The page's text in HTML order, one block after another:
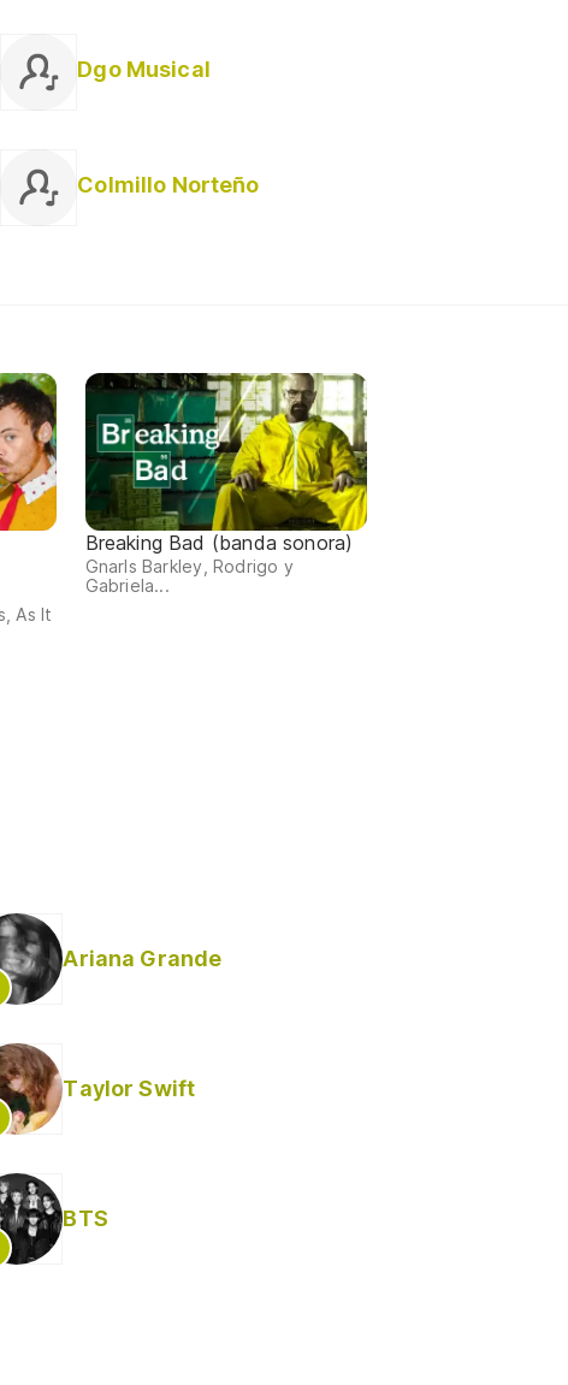
Dgo Musical
Colmillo Norteño
As It
Breaking Bad (banda sonora)
Gnarls Barkley, Rodrigo y
Gabriela...
Ariana Grande
Taylor Swift
BTS